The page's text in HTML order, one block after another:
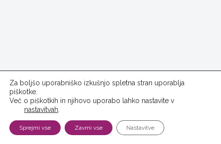
Za boljšo uporabniško izkušnjo spletna stran uporablja
piškotke.
Več o piškotkih in njihovo uporabo lahko nastavite v
nastavitvah
Sprejmi vse Zavrni vse Nastavitve